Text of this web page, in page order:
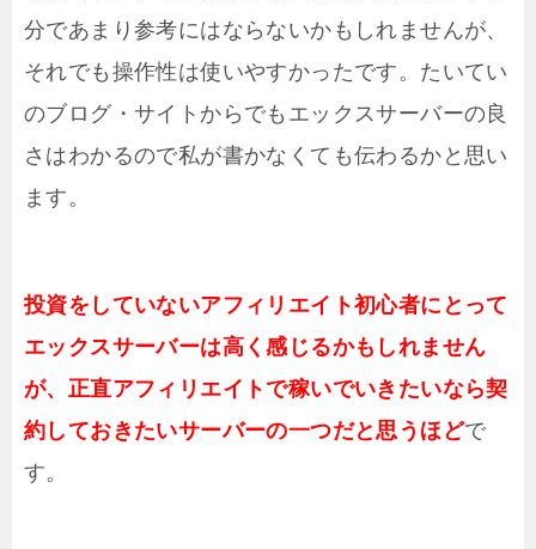
分であまり参考にはならないかもしれませんが、
それでも操作性は使いやすかったです。たいてい
のブログ・サイトからでもエックスサーバーの良
さはわかるので私が書かなくても伝わるかと思い
ます。
投資をしていないアフィリエイト初心者にとって
エックスサーバーは高く感じるかもしれません
が、正直アフィリエイトで稼いでいきたいなら契
約しておきたいサーバーの一つだと思うほどで
す。